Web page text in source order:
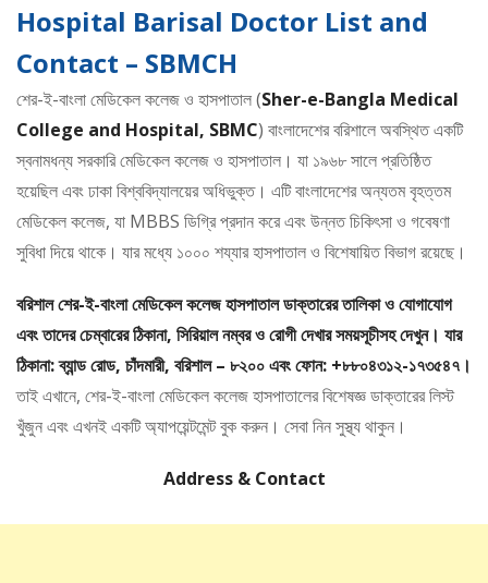
Hospital Barisal Doctor List and
Contact – SBMCH
শের-ই-বাংলা মেডিকেল কলেজ ও হাসপাতাল (Sher-e-Bangla Medical
College and Hospital, SBMC) বাংলাদেশের বরিশালে অবস্থিত একটি
স্বনামধন্য সরকারি মেডিকেল কলেজ ও হাসপাতাল। যা ১৯৬৮ সালে প্রতিষ্ঠিত
হয়েছিল এবং ঢাকা বিশ্ববিদ্যালয়ের অধিভুক্ত। এটি বাংলাদেশের অন্যতম বৃহত্তম
মেডিকেল কলেজ, যা MBBS ডিগ্রি প্রদান করে এবং উন্নত চিকিৎসা ও গবেষণা
সুবিধা দিয়ে থাকে। যার মধ্যে ১০০০ শয্যার হাসপাতাল ও বিশেষায়িত বিভাগ রয়েছে।
বরিশাল শের-ই-বাংলা মেডিকেল কলেজ হাসপাতাল ডাক্তারের তালিকা ও যোগাযোগ
এবং তাদের চেম্বারের ঠিকানা, সিরিয়াল নম্বর ও রোগী দেখার সময়সূচীসহ দেখুন। যার
ঠিকানা: ব্যান্ড রোড, চাঁদমারী, বরিশাল – ৮২০০ এবং ফোন: +৮৮০৪৩১২-১৭৩৫৪৭।
তাই এখানে, শের-ই-বাংলা মেডিকেল কলেজ হাসপাতালের বিশেষজ্ঞ ডাক্তারের লিস্ট
খুঁজুন এবং এখনই একটি অ্যাপয়েন্টমেন্ট বুক করুন। সেবা নিন সুস্থ্য থাকুন।
Address & Contact